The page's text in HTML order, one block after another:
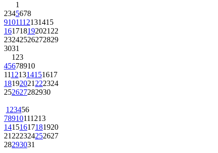
1
2345678
9101112131415
161718192021 22
23242526272829
3031
1 23
45678910
11121314151617
18192021 222324
252627282930
1 23456
78910111213
14151617181920
21 222324252627
28293031